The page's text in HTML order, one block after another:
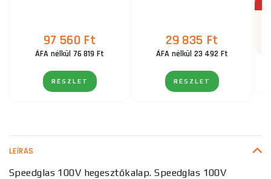
97 560 Ft
ÁFA nélkül 76 819 Ft
RÉSZLET
29 835 Ft
ÁFA nélkül 23 492 Ft
RÉSZLET
LEÍRÁS
Speedglas 100V hegesztőkalap. Speedglas 100V